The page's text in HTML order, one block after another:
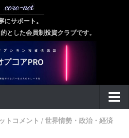
サポート。
とした会員制投資クラブです。
トコメント /世界情勢・政治・経済